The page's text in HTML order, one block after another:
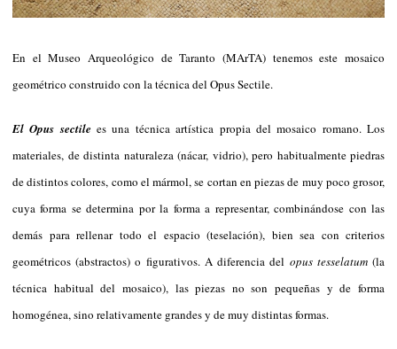
En el Museo Arqueológico de Taranto (MArTA) tenemos este mosaico
geométrico construido con la técnica del Opus Sectile.
El Opus sectile es una técnica artística propia del mosaico romano. Los
materiales, de distinta naturaleza (nácar, vidrio), pero habitualmente piedras
de distintos colores, como el mármol, se cortan en piezas de muy poco grosor,
cuya forma se determina por la forma a representar, combinándose con las
demás para rellenar todo el espacio (teselación), bien sea con criterios
geométricos (abstractos) o figurativos. A diferencia del opus tesselatum(la
técnica habitual del mosaico), las piezas no son pequeñas y de forma
homogénea, sino relativamente grandes y de muy distintas formas.